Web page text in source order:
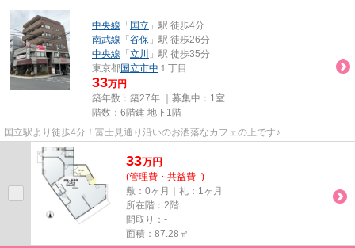
中央線 「 国立 」駅 徒歩4分
南武線 「 谷保 」駅 徒歩26分
中央線 「 立川
」駅 徒歩35分
東京都国立市中 １丁目
33万円
築年数：築27年 ｜募集中： 1室
階数：6階建 地下1階
国立駅より徒歩4分！富士見通り沿いのお洒落なカフェの上です♪
33万円
(管理費・共益費 -)
敷：0ヶ月｜礼：1ヶ月
所在階：2階
間取り：-
面積：87.28㎡